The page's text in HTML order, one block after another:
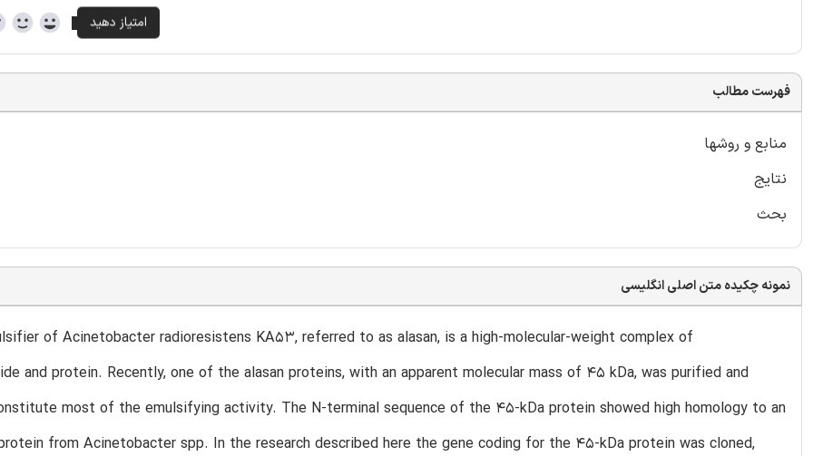
فهرست مطالب
منابع و روشها
نتایج
بحث
نمونه چکیده متن اصلی انگلیسی
of Acinetobacter radioresistens KA53, referred to as alasan, is a high-molecular-weight complex of
and protein. Recently, one of the alasan proteins, with an apparent molecular mass of 45 kDa, was purified and
most of the emulsifying activity. The N-terminal sequence of the 45-kDa protein showed high homology to an
from Acinetobacter spp. In the research described here the gene coding for the 45-kDa protein was cloned,